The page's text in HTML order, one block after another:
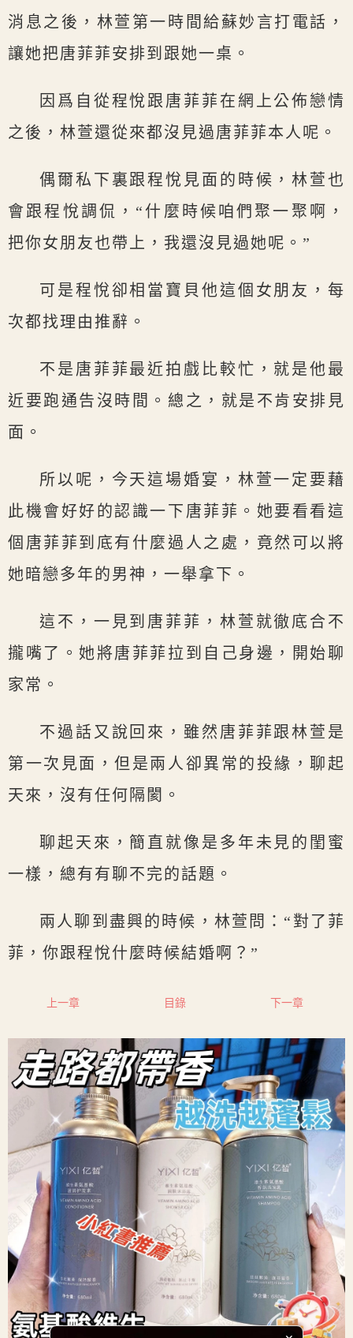
消息之後，林萱第一時間給蘇妙言打電話，
讓她把唐菲菲安排到跟她一桌。
因爲自從程悅跟唐菲菲在網上公佈戀情
之後，林萱還從來都沒見過唐菲菲本人呢。
偶爾私下裏跟程悅見面的時候，林萱也
會跟程悅調侃，“什麼時候咱們聚一聚啊，
把你女朋友也帶上，我還沒見過她呢。”
可是程悅卻相當寶貝他這個女朋友，每
次都找理由推辭。
不是唐菲菲最近拍戲比較忙，就是他最
近要跑通告沒時間。總之，就是不肯安排見
面。
所以呢，今天這場婚宴，林萱一定要藉
此機會好好的認識一下唐菲菲。她要看看這
個唐菲菲到底有什麼過人之處，竟然可以將
她暗戀多年的男神，一舉拿下。
這不，一見到唐菲菲，林萱就徹底合不
攏嘴了。她將唐菲菲拉到自己身邊，開始聊
家常。
不過話又說回來，雖然唐菲菲跟林萱是
第一次見面，但是兩人卻異常的投緣，聊起
天來，沒有任何隔閡。
聊起天來，簡直就像是多年未見的閨蜜
一樣，總有有聊不完的話題。
兩人聊到盡興的時候，林萱問：“對了菲
菲，你跟程悅什麼時候結婚啊？”
上一章 目錄 下一章